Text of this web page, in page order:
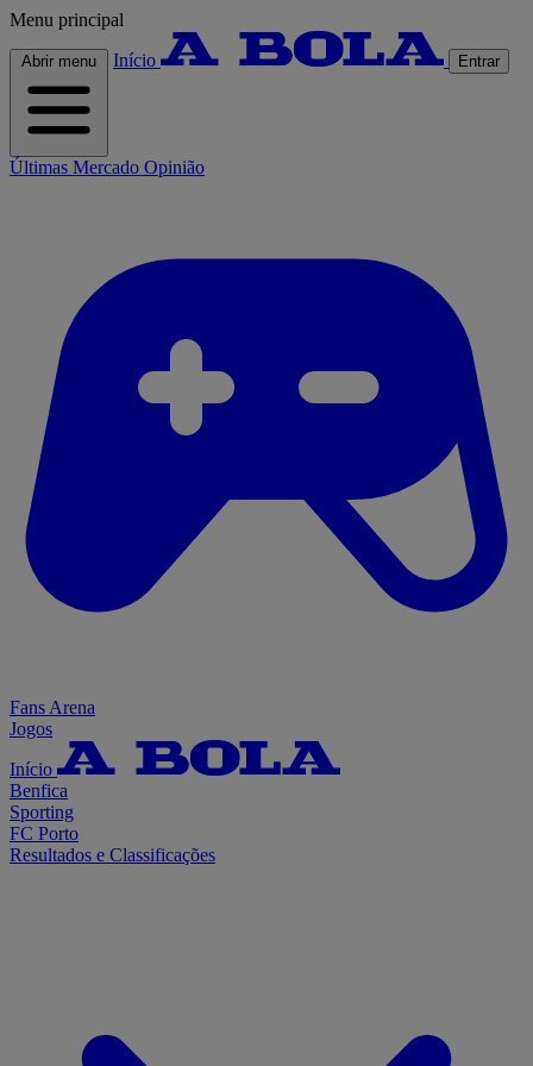
Menu principal
Abrir menu Início Entrar
Últimas Mercado Opinião
Fans Arena
Jogos
Início
Benfica
Sporting
FC Porto
Resultados e Classificações